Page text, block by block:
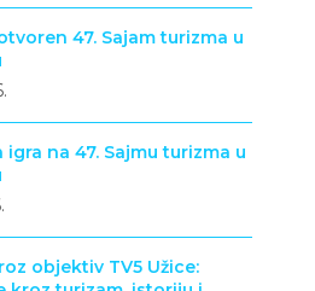
47. Sajam turizma u
igra na 47. Sajmu turizma u
objektiv TV5 Užice: